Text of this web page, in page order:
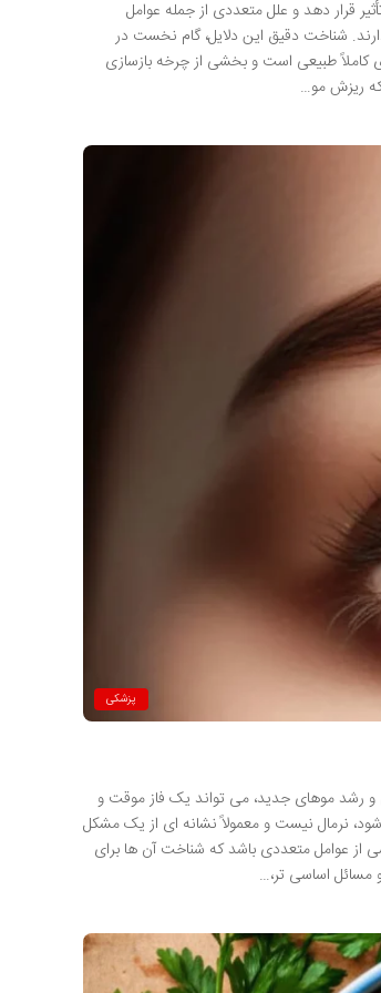
قرار دهد و علل متعددی از جمله عوامل
شناخت دقیق این دلایل، گام نخست در
است. بر خلاف باور عمومی، ریزش روزانه ۵۰ تا ۱۰۰ تار مو امری کاملاً طبیعی است و بخشی از چرخه بازسازی
ریزش مو…
پزشکی
و رشد موهای جدید، می تواند یک فاز موقت و
نرمال نیست و معمولاً نشانه ای از یک مشکل
از عوامل متعددی باشد که شناخت آن ها برای
اساسی تر،…